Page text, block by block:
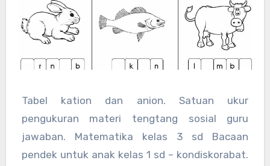
Tabel kation dan anion. Satuan ukur
pengukuran materi tengtang sosial guru
jawaban. Matematika kelas 3 sd Bacaan
pendek untuk anak kelas 1 sd – kondiskorabat.